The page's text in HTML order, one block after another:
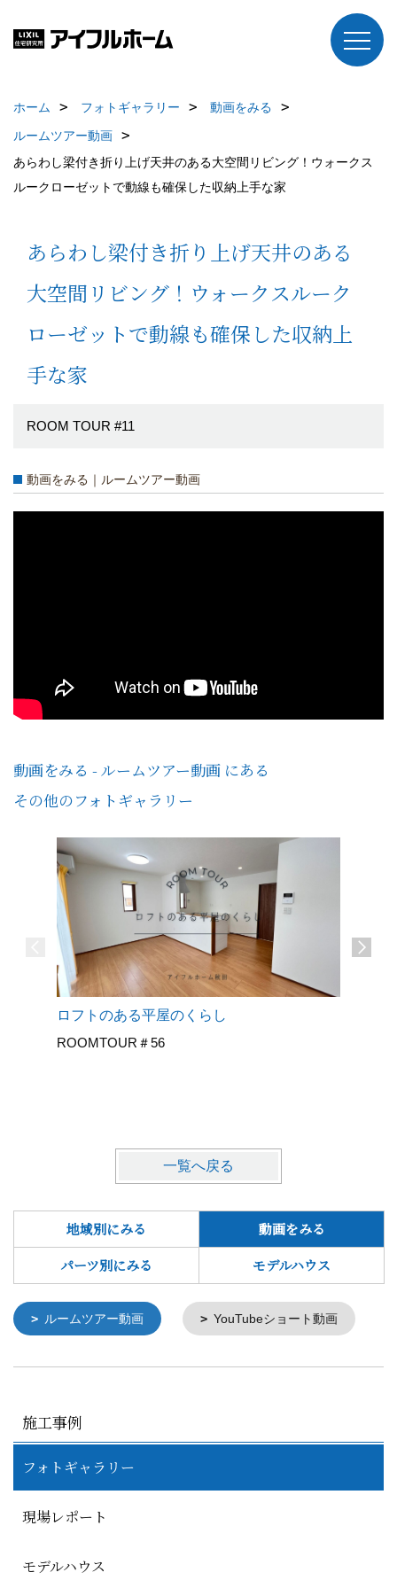
ホーム フォトギャラリー
動画をみる
ルームツアー動画
あらわし梁付き折り上げ天井のある大空間リビング！ウォークス
ルークローゼットで動線も確保した収納上手な家
あらわし梁付き折り上げ天井のある
大空間リビング！ウォークスルーク
ローゼットで動線も確保した収納上
手な家
ROOM TOUR #11
動画をみる｜ルームツアー動画
動画をみる - ルームツアー動画 にある
その他のフォトギャラリー
ロフトのある平屋のくらし
ROOMTOUR＃56
一覧へ戻る
地域別にみる
動画をみる
パーツ別にみる
モデルハウス
ルームツアー動画 YouTubeショート動画
施工事例
フォトギャラリー
現場レポート
モデルハウス